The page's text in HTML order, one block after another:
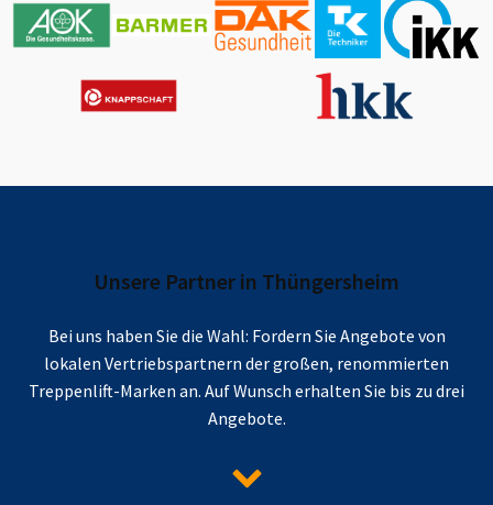
Unsere Partner in Thüngersheim
Bei uns haben Sie die Wahl: Fordern Sie Angebote von
lokalen Vertriebspartnern der großen, renommierten
Treppenlift-Marken an. Auf Wunsch erhalten Sie bis zu drei
Angebote.